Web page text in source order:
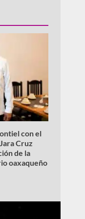
con el
Cruz
de la
oaxaqueño